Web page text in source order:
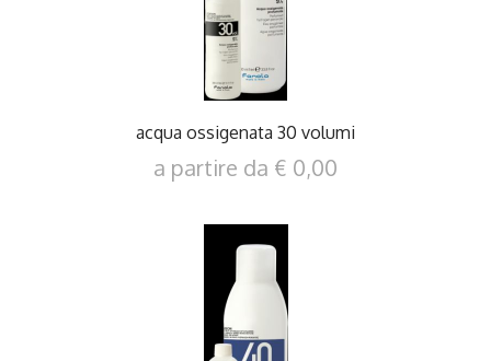
acqua ossigenata 30 volumi
a partire da € 0,00
DETTAGLI